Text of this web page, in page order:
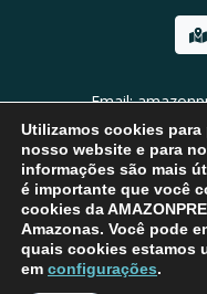
Email:
Tel: (92) 3627-
Utilizamos cookies para
nosso website e para
informações são mais
é importante que você
cookies da
Amazonas. Você pode
quais cookies estamos
em configurações.